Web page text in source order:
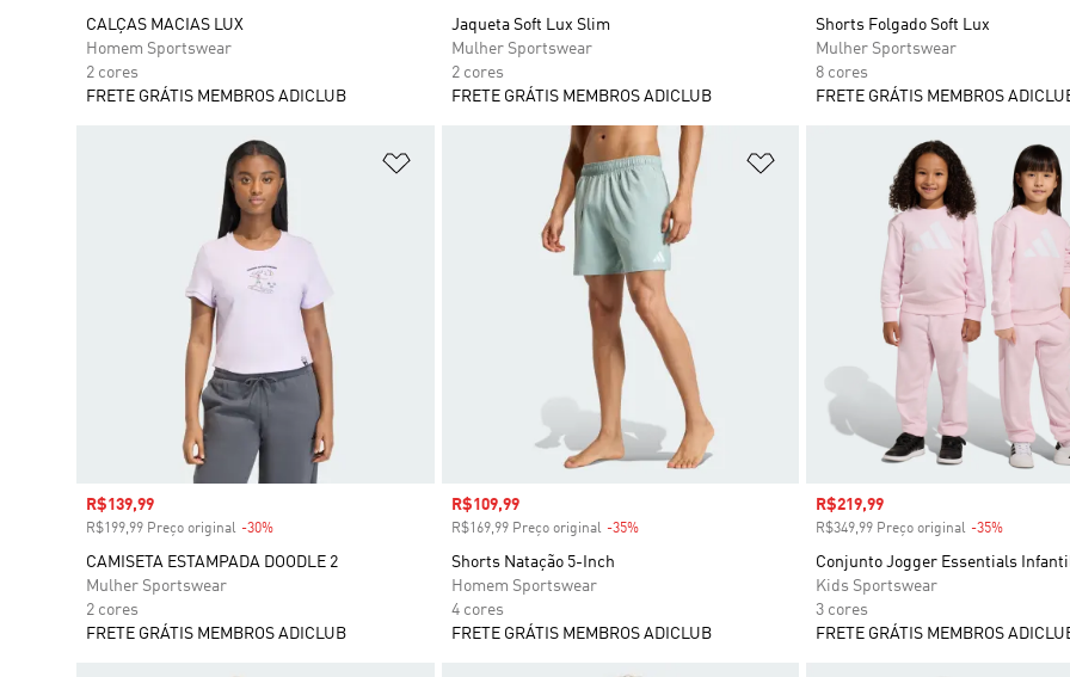
CALÇAS MACIAS LUX
Homem Sportswear
2 cores
FRETE GRÁTIS MEMBROS ADICLUB
Jaqueta Soft Lux Slim
Mulher Sportswear
2 cores
FRETE GRÁTIS MEMBROS ADICLUB
Shorts Folgado Soft Lux
Mulher Sportswear
8 cores
FRETE GRÁTIS MEMBROS
Adicionar à Lista de Desejos
Preço com desconto
R$139,99
R$199,99 Preço original -30%
CAMISETA ESTAMPADA DOODLE 2
Mulher Sportswear
2 cores
FRETE GRÁTIS MEMBROS ADICLUB
Adicionar à Lista de Desejos
Preço com desconto
R$109,99
R$169,99 Preço original -35%Desconto
Shorts Natação 5-Inch
Homem Sportswear
4 cores
FRETE GRÁTIS MEMBROS ADICLUB
Preço com desconto
R$219,99
R$349,99 Preço original -35%
Conjunto Jogger Essentials
Kids Sportswear
3 cores
FRETE GRÁTIS MEMBROS